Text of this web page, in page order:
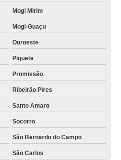
Mogi Mirim
Mogi-Guaçu
Ouroeste
Piquete
Promissão
Ribeirão Pires
Santo Amaro
Socorro
São Bernardo do Campo
São Carlos